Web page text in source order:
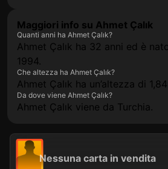
Maggiori info su Ahmet Çalık
Quanti anni ha Ahmet Çalık?
Ahmet Çalık ha 32 anni ed è
1994.
Che altezza ha Ahmet Çalık?
Ahmet Çalık ha un’altezza di
Da dove viene Ahmet Çalık?
Ahmet Çalık viene da Turchia.
Nessuna carta in vendita